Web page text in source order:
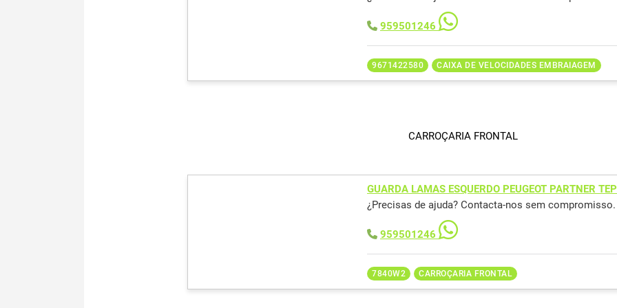
959501246
9671422580 CAIXA DE VELOCIDADES EMBRAIAGEM
CARROÇARIA FRONTAL
GUARDA LAMAS ESQUERDO PEUGEOT PARTNER
¿Precisas de ajuda? Contacta-nos sem compromisso.
959501246
7840W2 CARROÇARIA FRONTAL